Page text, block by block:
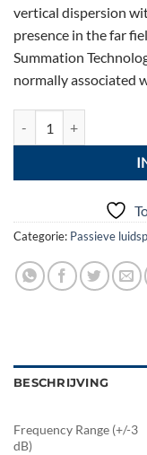
vertical dispersion
presence in the far
Summation
normally associated
Categorie: Passieve
BESCHRIJVING
Frequency Range (+/-3
dB)